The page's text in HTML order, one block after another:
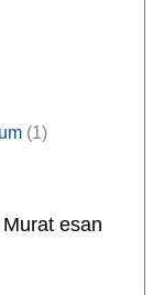
(1)
esan